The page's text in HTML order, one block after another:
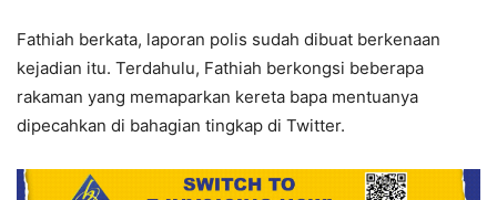
Fathiah berkata, laporan polis sudah dibuat berkenaan
kejadian itu. Terdahulu, Fathiah berkongsi beberapa
rakaman yang memaparkan kereta bapa mentuanya
dipecahkan di bahagian tingkap di Twitter.